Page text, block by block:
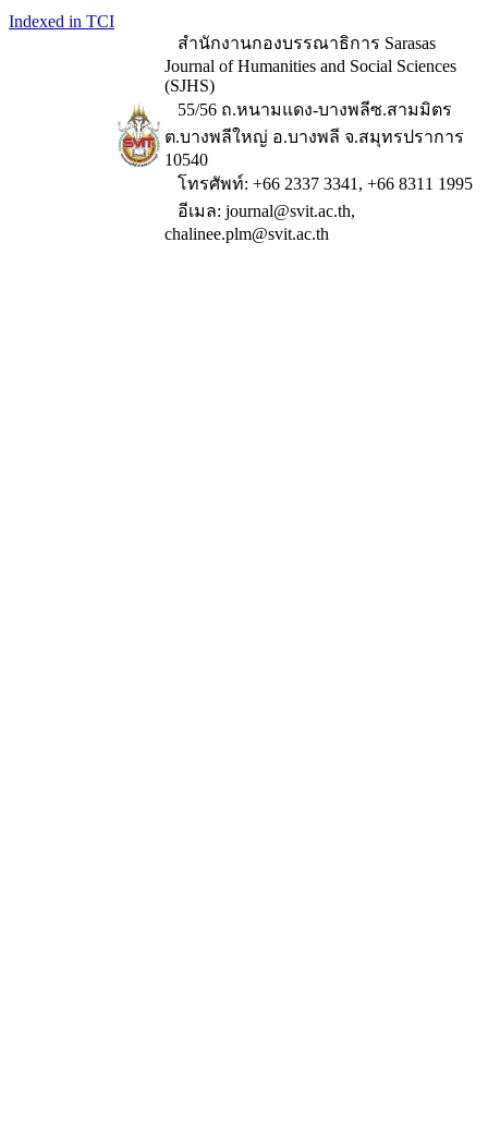
Indexed in TCI
สำนักงานกองบรรณาธิการ Sarasas
Journal of Humanities and Social Sciences
(SJHS)
55/56 ถ.หนามแดง-บางพลีซ.สามมิตร
ต.บางพลีใหญ่ อ.บางพลี จ.สมุทรปราการ
10540
โทรศัพท์: +66 2337 3341, +66 8311 1995
อีเมล: journal@svit.ac.th,
chalinee.plm@svit.ac.th